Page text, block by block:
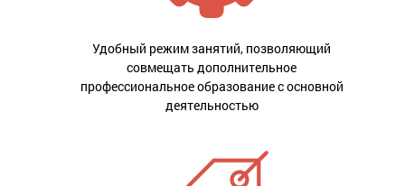
Удобный режим занятий, позволяющий
совмещать дополнительное
профессиональное образование с основной
деятельностью